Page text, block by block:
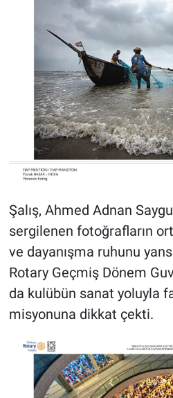
Şalış, Ahmed Adnan
sergilenen fotoğrafların
ve dayanışma ruhunu
Rotary Geçmiş Dönem
da kulübün sanat yoluyla
misyonuna dikkat çekti.